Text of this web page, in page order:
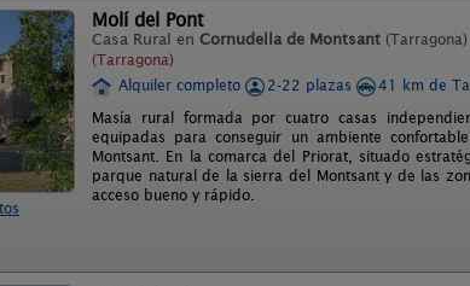
Molí del Pont
Casa Rural en Cornudella de Montsant (Tarragona)
(Tarragona)
Alquiler completo 2-22 plazas
41 km de
Masía rural formada por cuatro casas
equipadas para conseguir un ambiente
Montsant. En la comarca del Priorat, situado
parque natural de la sierra del Montsant y de las
acceso bueno y rápido.